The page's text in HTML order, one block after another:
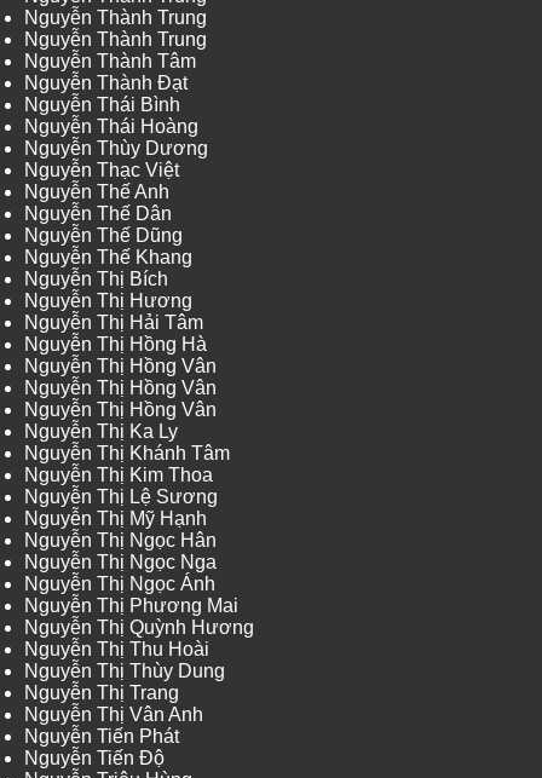
Nguyễn Thành Trung
Nguyễn Thành Trung
Nguyễn Thành Tâm
Nguyễn Thành Đạt
Nguyễn Thái Bình
Nguyễn Thái Hoàng
Nguyễn Thùy Dương
Nguyễn Thạc Việt
Nguyễn Thế Anh
Nguyễn Thế Dân
Nguyễn Thế Dũng
Nguyễn Thế Khang
Nguyễn Thị Bích
Nguyễn Thị Hương
Nguyễn Thị Hải Tâm
Nguyễn Thị Hồng Hà
Nguyễn Thị Hồng Vân
Nguyễn Thị Hồng Vân
Nguyễn Thị Hồng Vân
Nguyễn Thị Ka Ly
Nguyễn Thị Khánh Tâm
Nguyễn Thị Kim Thoa
Nguyễn Thị Lệ Sương
Nguyễn Thị Mỹ Hạnh
Nguyễn Thị Ngọc Hân
Nguyễn Thị Ngọc Nga
Nguyễn Thị Ngọc Ánh
Nguyễn Thị Phương Mai
Nguyễn Thị Quỳnh Hương
Nguyễn Thị Thu Hoài
Nguyễn Thị Thùy Dung
Nguyễn Thị Trang
Nguyễn Thị Vân Anh
Nguyễn Tiến Phát
Nguyễn Tiến Độ